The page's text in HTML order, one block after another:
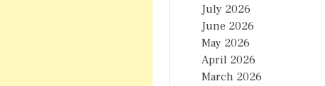
July 2026
June 2026
May 2026
April 2026
March 2026